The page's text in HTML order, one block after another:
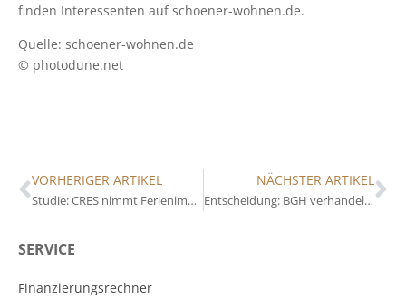
SERVICE
Finanzierungsrechner
finden Interessenten auf schoener-wohnen.de.
Quelle: schoener-wohnen.de
© photodune.net
VORHERIGER ARTIKEL
Studie: CRES nimmt Ferienimmobilien in Mallorca unter die Lupe
NÄCHSTER ARTIKEL
Entscheidung: BGH verhandelt interessanten Fall